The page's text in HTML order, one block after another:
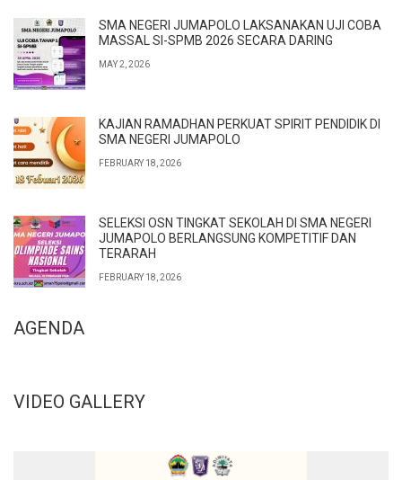
SMA NEGERI JUMAPOLO LAKSANAKAN UJI COBA
MASSAL SI-SPMB 2026 SECARA DARING
MAY 2, 2026
KAJIAN RAMADHAN PERKUAT SPIRIT PENDIDIK DI
SMA NEGERI JUMAPOLO
FEBRUARY 18, 2026
SELEKSI OSN TINGKAT SEKOLAH DI SMA NEGERI
JUMAPOLO BERLANGSUNG KOMPETITIF DAN
TERARAH
FEBRUARY 18, 2026
AGENDA
VIDEO GALLERY